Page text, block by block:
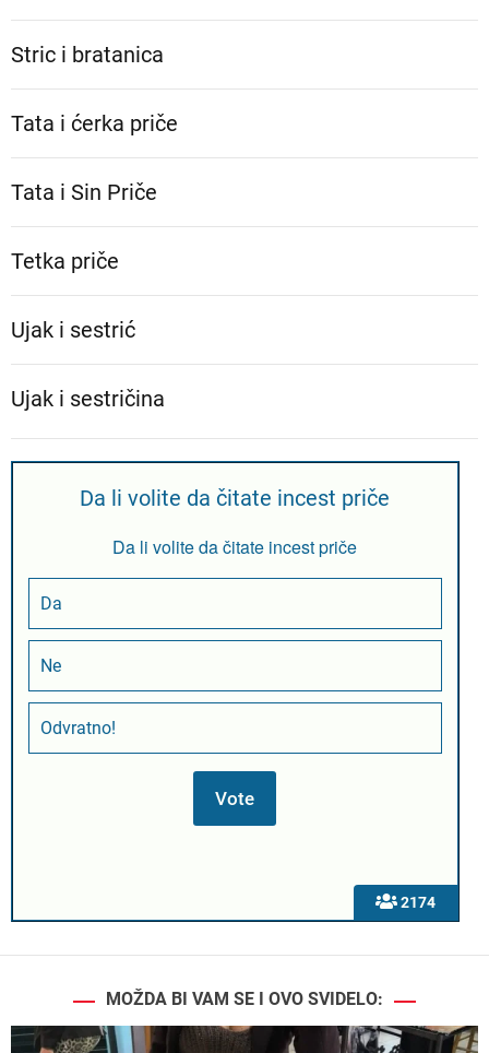
Stric i bratanica
Tata i ćerka priče
Tata i Sin Priče
Tetka priče
Ujak i sestrić
Ujak i sestričina
2174
Da li volite da čitate incest priče
Da li volite da čitate incest priče
Da
Ne
Odvratno!
MOŽDA BI VAM SE I OVO SVIDELO: